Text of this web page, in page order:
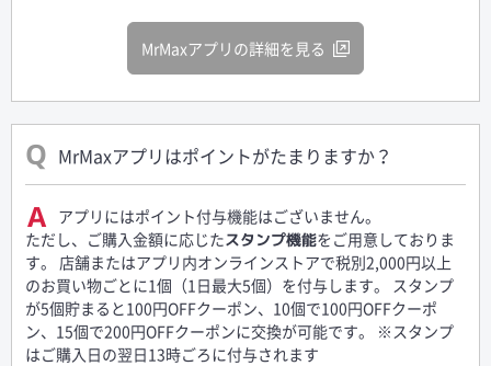
MrMaxアプリの詳細を見る
MrMaxアプリはポイントがたまりますか？
アプリにはポイント付与機能はございません。
ただし、ご購入金額に応じたスタンプ機能をご用意しておりま
す。 店舗またはアプリ内オンラインストアで税別2,000円以上
のお買い物ごとに1個（1日最大5個）を付与します。 スタンプ
が5個貯まると100円OFFクーポン、10個で100円OFFクーポ
ン、15個で200円OFFクーポンに交換が可能です。 ※スタンプ
はご購入日の翌日13時ごろに付与されます